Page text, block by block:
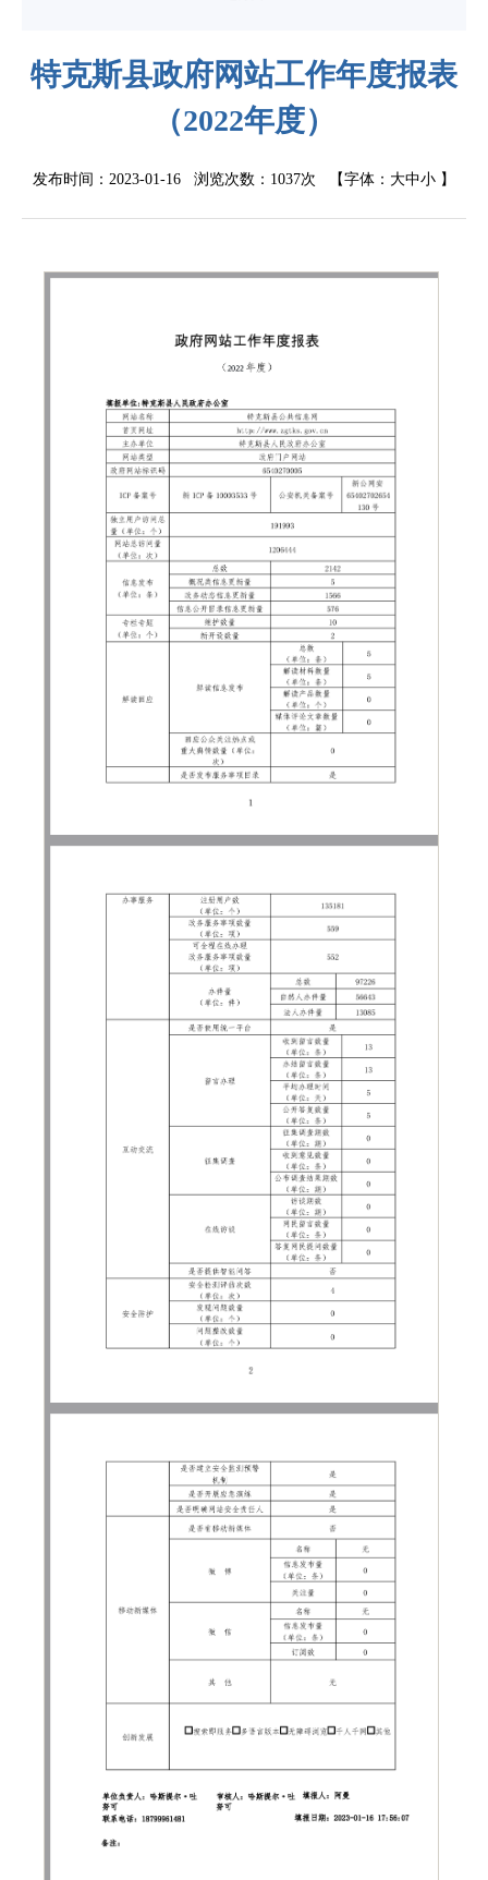
特克斯县政府网站工作年度报表
（2022年度）
发布时间：2023-01-16 浏览次数： 1037次 【字体： 大中小 】